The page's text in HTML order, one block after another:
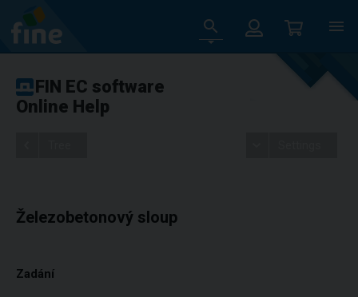
FIN EC software
Online Help
Železobetonový sloup
Zadání